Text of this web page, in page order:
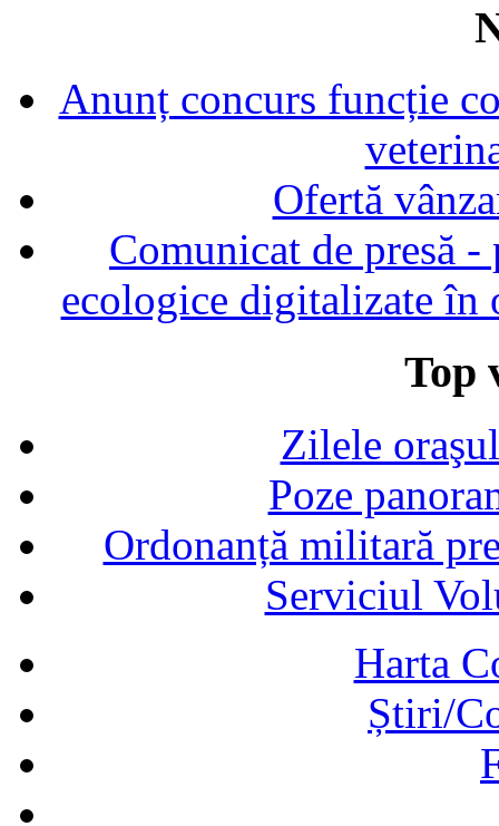
Anunț concurs funcție
Ofertă
Comunicat de presă
ecologice digitalizate în
Top
Zilele
Poze
Ordonanță militară
Serviciul
Harta
Știri/